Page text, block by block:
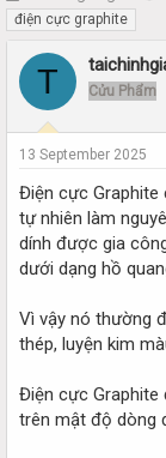
h
r
e
d
a
r
t
e
r
r
điện cực graphite
T Cửu Phẩm
13 September 2025
Điện cực Graphite
tự nhiên làm
dính được gia
dưới dạng hồ
Vì vậy nó thường
thép, luyện kim
Điện cực Graphite
trên mật độ dòng